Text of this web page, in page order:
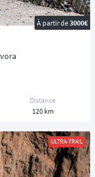
À partir de3000€
Distance
120 km
ULTRA-TRAIL